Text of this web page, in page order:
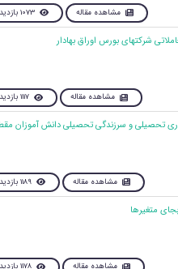
مشاهده مقاله 1073 بازدید
مشاهده مقاله 1117 بازدید
مشاهده مقاله 1189 بازدید
مشاهده مقاله 1178 بازدید